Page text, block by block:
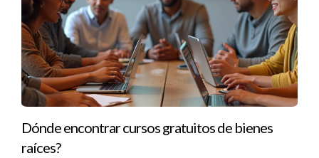
interactivas y la práctica con hablantes nativos a través de
plataformas digitales, Ana logró mejorar su fluidez
rápidamente. Hoy en día, se siente segura al comunicarse en
inglés y ha ampliado sus horizontes laborales gracias a esta
habilidad adquirida. Esta experiencia resalta la importancia de
“La educación es el pasaporte hacia el futuro.” -
Dónde encontrar cursos gratuitos de bienes
raíces?